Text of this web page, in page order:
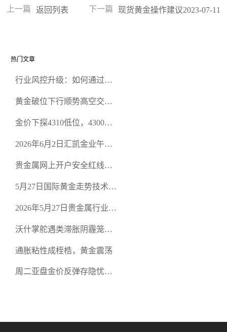
上一篇 返回列表 下一篇 现货黄金操作建议2023-07-11
热门文章
行业风控升级：如何通过正
规黄金开户交易平台？
黄金破位下行顺势高空交易
金价下探4310低位，4300关
2026年6月2日汇凯金业午盘
空头清算算法如何布防？
贵金属网上开户安全红线：
恶意洗盘陷阱
5月27日国际黄金走势技术盘
规黄金平台全方位行情解析
2026年5月27日贵金属行业新
正规贵金属开户平台迎开户
热潮
沃什掌舵遇类滞胀阴霾笼
通胀粘性成桎梏，黄金震荡
周二亚盘金价反弹存隐忧，